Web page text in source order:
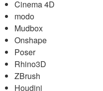
Cinema 4D
modo
Mudbox
Onshape
Poser
Rhino3D
ZBrush
Houdini